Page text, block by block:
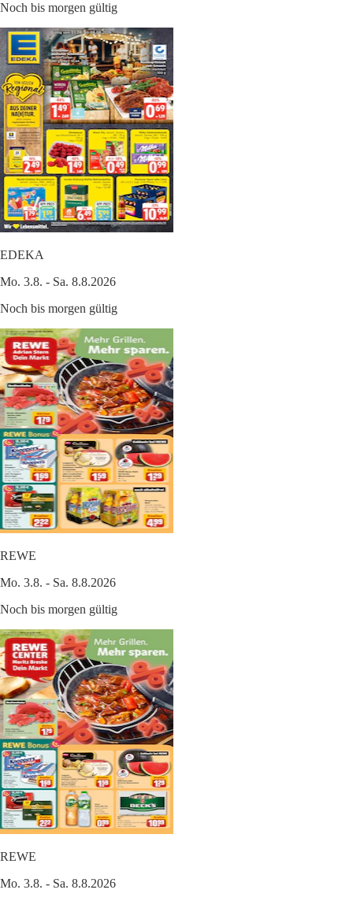
Noch bis morgen gültig
EDEKA
Mo. 3.8. - Sa. 8.8.2026
Noch bis morgen gültig
REWE
Mo. 3.8. - Sa. 8.8.2026
Noch bis morgen gültig
REWE
Mo. 3.8. - Sa. 8.8.2026